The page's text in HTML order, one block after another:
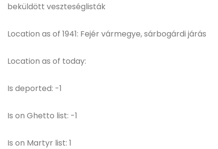
beküldött veszteséglisták
Location as of 1941: Fejér vármegye, sárbogárdi járás
Location as of today:
Is deported: -1
Is on Ghetto list: -1
Is on Martyr list: 1